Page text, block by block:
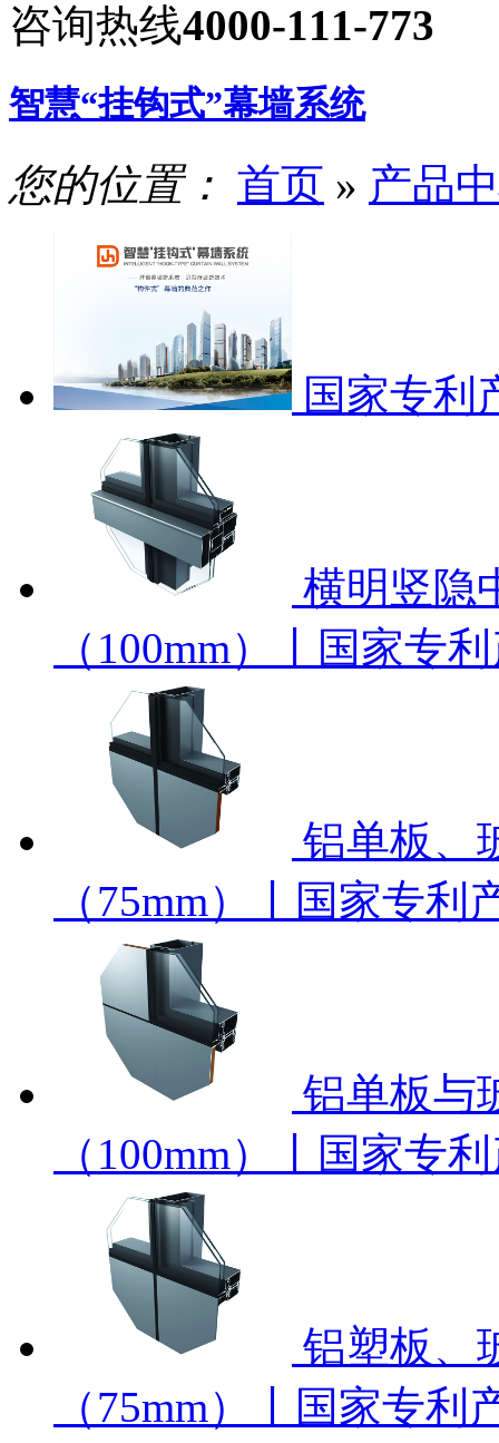
咨询热线4000-111-773
智慧“挂钩式”幕墙系统
您的位置： 首页 » 产品
国家专利
横明竖隐
（100mm）丨国家专
铝单板、
（75mm）丨国家专
铝单板与
（100mm）丨国家专
铝塑板、
（75mm）丨国家专